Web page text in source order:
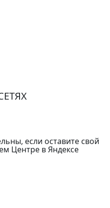
если оставите свой
Центре в Яндексе